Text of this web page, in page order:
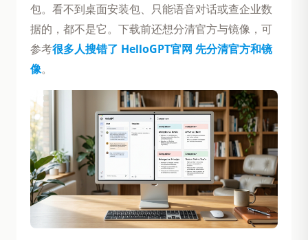
包。看不到桌面安装包、只能语音对话或查企业数
据的，都不是它。下载前还想分清官方与镜像，可
参考很多人搜错了 HelloGPT官网 先分清官方和镜
像。